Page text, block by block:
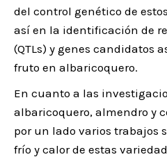
del control genético de
así en la identificación de
(QTLs) y genes candidatos
fruto en albaricoquero.
En cuanto a las
albaricoquero, almendro y
por un lado varios trabajos
frío y calor de estas